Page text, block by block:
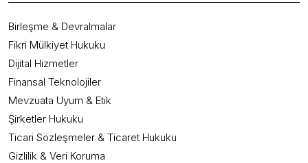
Birleşme & Devralmalar
Fikri Mülkiyet Hukuku
Dijital Hizmetler
Finansal Teknolojiler
Mevzuata Uyum & Etik
Şirketler Hukuku
Ticari Sözleşmeler & Ticaret Hukuku
Gizlilik & Veri Koruma